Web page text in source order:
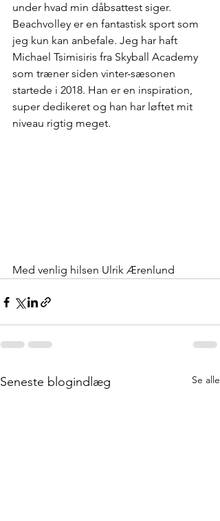
under hvad min dåbsattest siger.
Beachvolley er en fantastisk sport som
jeg kun kan anbefale. Jeg har haft
Michael Tsimisiris fra Skyball Academy
som træner siden vinter-sæsonen
startede i 2018. Han er en inspiration,
super dedikeret og han har løftet mit
niveau rigtig meget.
Med venlig hilsen Ulrik Ærenlund
Seneste blogindlæg Se alle